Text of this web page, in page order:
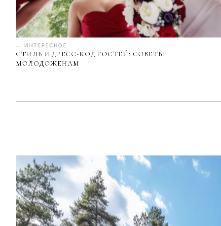
— ИНТЕРЕСНОЕ
СТИЛЬ И ДРЕСС-КОД ГОСТЕЙ: СОВЕТЫ
МОЛОДОЖЕНАМ